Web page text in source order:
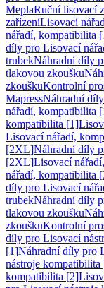
MeplaRuční lisovací
zařízeníLisovací
nářadí, kompatibilita
díly pro Lisovací
trubekNáhradní díly
tlakovou zkoušku
zkouškuKontrolní
MapressNáhradní
nářadí, kompatibilita
kompatibilita [1]
Lisovací nářadí,
[2XL]Náhradní díly
[2XL]Lisovací
nářadí, kompatibilita
díly pro Lisovací
trubekNáhradní díly
tlakovou zkoušku
zkouškuKontrolní
díly pro Lisovací
[1]Náhradní díly pro
nástroje kompatibilita
kompatibilita [2]